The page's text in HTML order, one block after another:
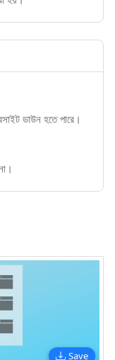
ডাউন হতে পারে।
Save